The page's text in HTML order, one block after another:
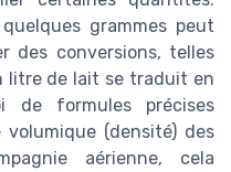
grammes peut
des conversions, telles
litre de lait se traduit en
de formules précises
(densité) des
aérienne, cela